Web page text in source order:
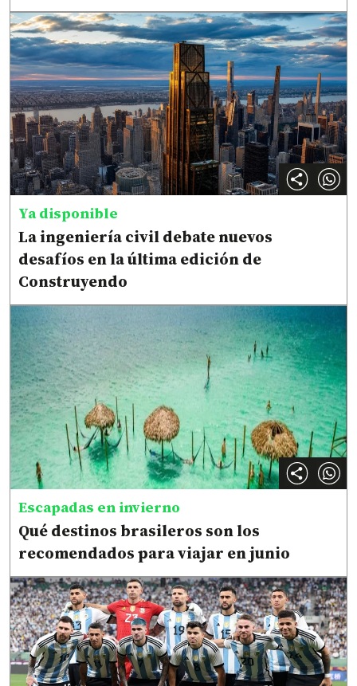
Ya disponible
La ingeniería civil debate nuevos
desafíos en la última edición de
Construyendo
Escapadas en invierno
Qué destinos brasileros son los
recomendados para viajar en junio